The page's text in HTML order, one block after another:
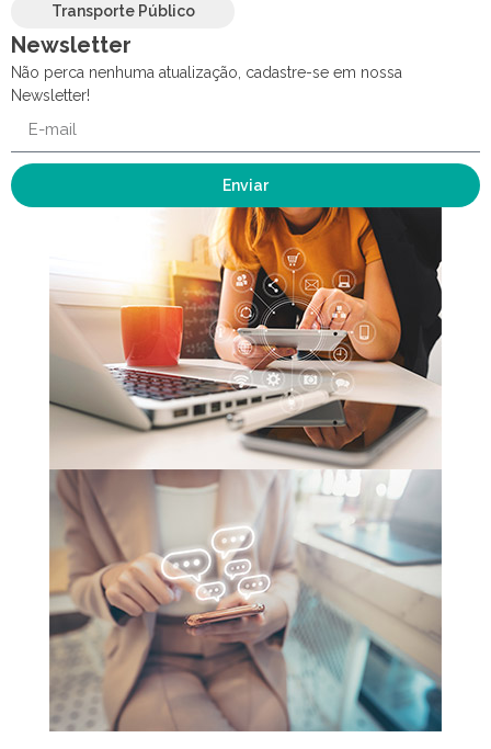
Transporte Público
Newsletter
Não perca nenhuma atualização, cadastre-se em nossa
Newsletter!
Enviar